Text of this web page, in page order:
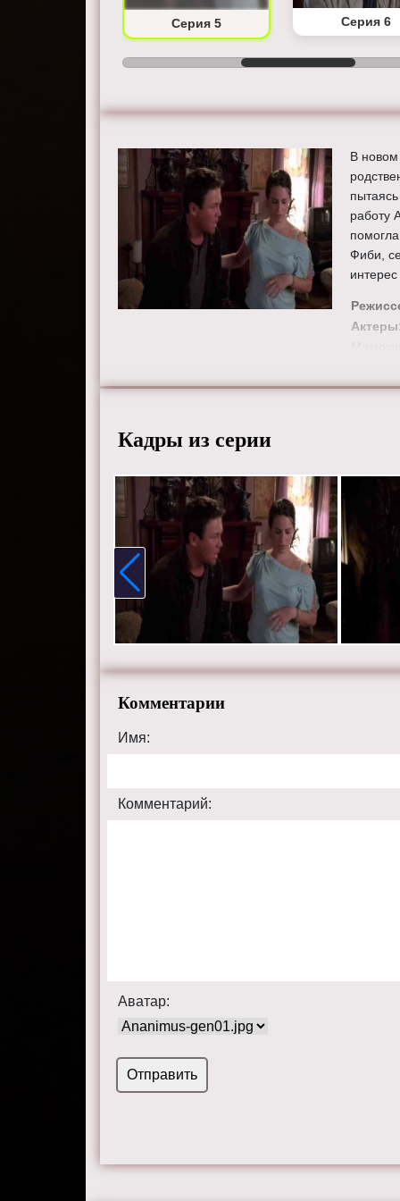
Серия 5 Серия 6
В новом
работу
Фиби,
HD
Кадры из серии
Комментарии
Имя:
Комментарий:
Аватар: